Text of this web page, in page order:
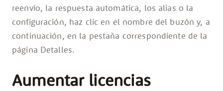
reenvío, la respuesta automática, los alias o la
configuración, haz clic en el nombre del buzón y, a
continuación, en la pestaña correspondiente de la
página Detalles.
Aumentar licencias